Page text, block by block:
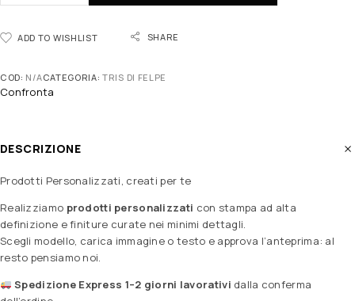
ADD TO WISHLIST SHARE
COD: N/ACATEGORIA:TRIS DI FELPE
Confronta
DESCRIZIONE
Prodotti Personalizzati, creati per te
Realizziamo prodotti personalizzati con stampa ad alta
definizione e finiture curate nei minimi dettagli.
Scegli modello, carica immagine o testo e approva l’anteprima: al
resto pensiamo noi.
Spedizione Express 1–2 giorni lavorativi dalla conferma